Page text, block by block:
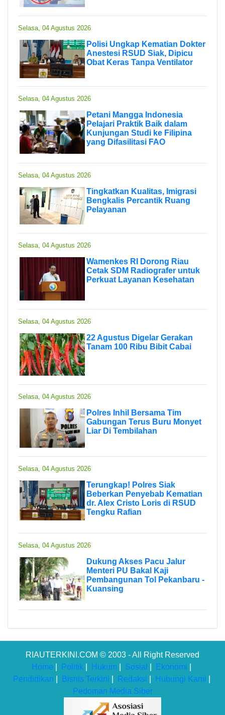
Selasa, 04 Agustus 2026
Polisi Ungkap Kematian Dokter
Anestesi RSUD Siak, Dipicu
Obat Keras Tanpa Ventilator
Selasa, 04 Agustus 2026
Petani Mangga Indonesia
Pelajari Praktik Baik dalam
Kunjungan Studi ke Filipina
yang Difasilitasi FAO
Selasa, 04 Agustus 2026
Tingkatkan Kualitas, Imigrasi
Bengkalis Percantik Ruang
Pelayanan
Selasa, 04 Agustus 2026
Wamenkes RI Dorong Riau
Cetak SDM Radiografer untuk
Perkuat Layanan Kesehatan
Selasa, 04 Agustus 2026
22 Agustus Digelar Gerakan
Tanam 100 Ribu Bibit Cabai
Selasa, 04 Agustus 2026
Polres Inhil Bersama Tim
Gabungan Terus Buru Monyet
Liar Di Tembilahan
Selasa, 04 Agustus 2026
Terungkap! Polres Siak
Beberkan Penyebab Kematian
dr. Alex Cristo Loris di RSUD
Tengku Rafian
Selasa, 04 Agustus 2026
Dukung Akses Pacu Jalur
Menteri PU Bakal Kaji
Pembangunan Tol Pekanbaru -
Kuansing
RIAUTERKINI.COM © 2003 - All Right Reserved
Home
Politik Hukum Sosial Ekonomi
Pendidikan
Bisnis Terkini Redaksi Hubungi Kami
Pedoman Media Siber